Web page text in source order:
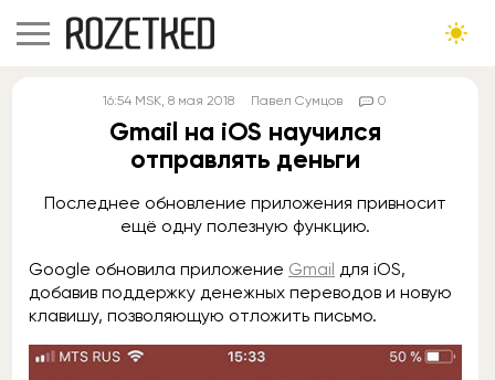
16:54 MSK, 8 мая 2018 Павел Сумцов 0
Gmail на iOS научился
отправлять деньги
Последнее обновление приложения привносит
ещё одну полезную функцию.
Google обновила приложение Gmail для iOS,
добавив поддержку денежных переводов и новую
клавишу, позволяющую отложить письмо.